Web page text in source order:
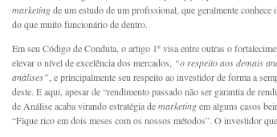
marketingde um estudo de um profissional, que geralmente conhece
do que muito funcionário de dentro.
Em seu Código de Conduta, o artigo 1º visa entre outras o
elevar o nível de excelência dos mercados, “o respeito aos demais
análises”, e principalmente seu respeito ao investidor de forma a
deste. E aqui, apesar de “rendimento passado não ser garantia de
de Análise acaba virando estratégia demarketingem alguns casos
“Fique rico em dois meses com os nossos métodos”. O investidor